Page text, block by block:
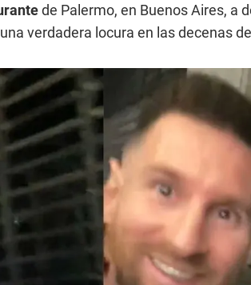
de Palermo, en Buenos Aires, a
verdadera locura en las decenas